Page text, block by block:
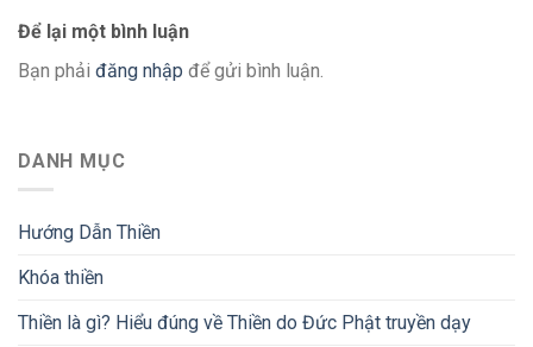
Để lại một bình luận
Bạn phải đăng nhập để gửi bình luận.
DANH MỤC
Hướng Dẫn Thiền
Khóa thiền
Thiền là gì? Hiểu đúng về Thiền do Đức Phật truyền dạy